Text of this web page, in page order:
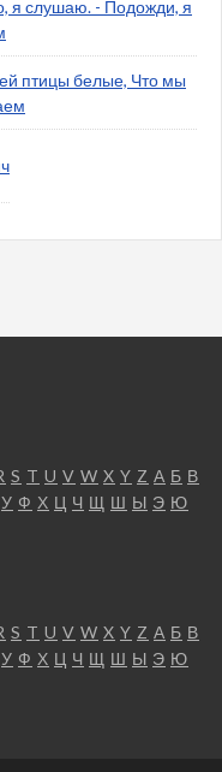
я слушаю. - Подожди, я
птицы белые, Что мы
S T U V W X Y Z А Б В
У Ф Х Ц Ч Щ Ш Ы Э Ю
S T U V W X Y Z А Б В
У Ф Х Ц Ч Щ Ш Ы Э Ю